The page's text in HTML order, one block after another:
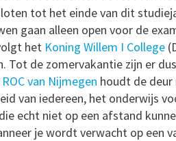
tot het einde van dit
gaan alleen open voor de
het Koning Willem I College
de zomervakantie zijn er
ROC van Nijmegen houdt de deur
van iedereen, het onderwijs
echt niet op een afstand
je wordt verwacht op een